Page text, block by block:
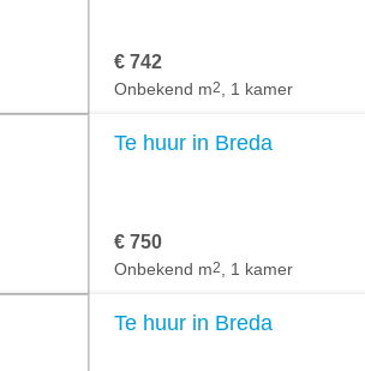
€ 742
Onbekend m2 , 1 kamer
Te huur in Breda
€ 750
Onbekend m2 , 1 kamer
Te huur in Breda